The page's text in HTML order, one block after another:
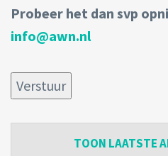
Probeer het dan svp
info@awn.nl
TOON LAATSTE